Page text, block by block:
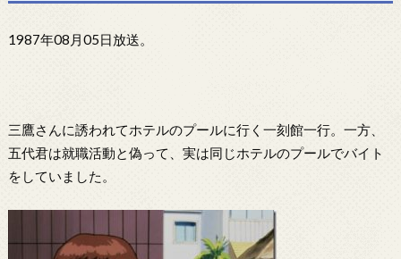
1987年08月05日放送。
三鷹さんに誘われてホテルのプールに行く一刻館一行。一方、
五代君は就職活動と偽って、実は同じホテルのプールでバイト
をしていました。